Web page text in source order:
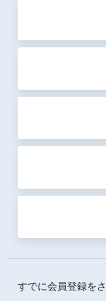
すでに会員登録を